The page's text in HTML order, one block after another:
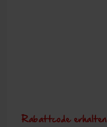
Rabattcode erhalten